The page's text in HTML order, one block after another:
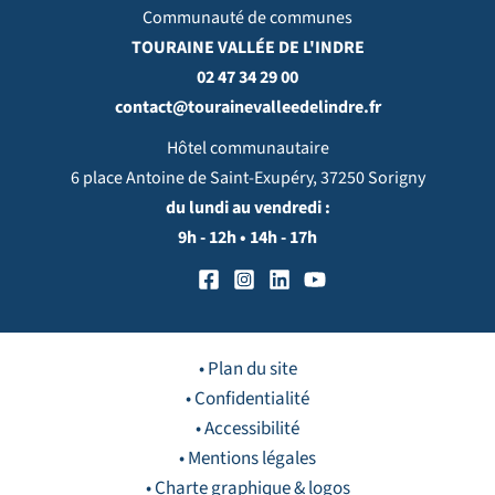
Communauté de communes
TOURAINE VALLÉE DE L'INDRE
02 47 34 29 00
contact@tourainevalleedelindre.fr
Hôtel communautaire
6 place Antoine de Saint-Exupéry, 37250 Sorigny
du lundi au vendredi :
9h - 12h • 14h - 17h
• Plan du site
• Confidentialité
• Accessibilité
• Mentions légales
• Charte graphique & logos